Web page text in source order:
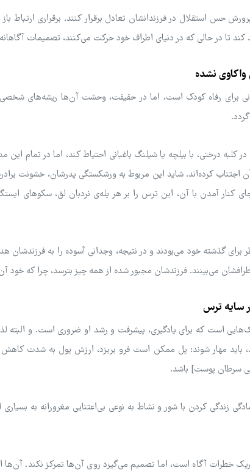
حس استقلال در فرزندانشان تعادل برقرار کنند. برقراری ارتباط
کند تا در حالی که در دنیای اطراف خود حرکت می‌کنند، تصمیمات
نشده
برای رفاه کودک است، اما در حقیقت، وحشت آن‌ها ریشه‌های شخصی
درختی، با بیلچه یا شیلنگ باغبانی احتیاط کند، اما در تمام
اجتناب کرده‌اند. شاید این مربوط به ورشکستگی پدرشان، خشونت
کنار آمدن با آن، این ترس را بر هر پله‌ی نردبان لق، سکوهای
برای گذشته خود می‌بودند و در نتیجه، وجدانی آسوده را به
می‌بینند. فرزندشان مجبور شده از همه چیز بترسد، چرا که خود
سایه ترس
است که برای یادگیری، پیشرفت و رشد او ضروری است. و البته
باید مهار شوند: پل ممکن است فرو بریزد، ارزش پول به شدت
سرطان پوست] باشد.
زندگی کردن با شور و نشاط به نوعی بی‌اعتنایی مغرورانه به
خطرات آگاه است، اما تصمیم می‌گیرد روی آن‌ها تمرکز نکند.